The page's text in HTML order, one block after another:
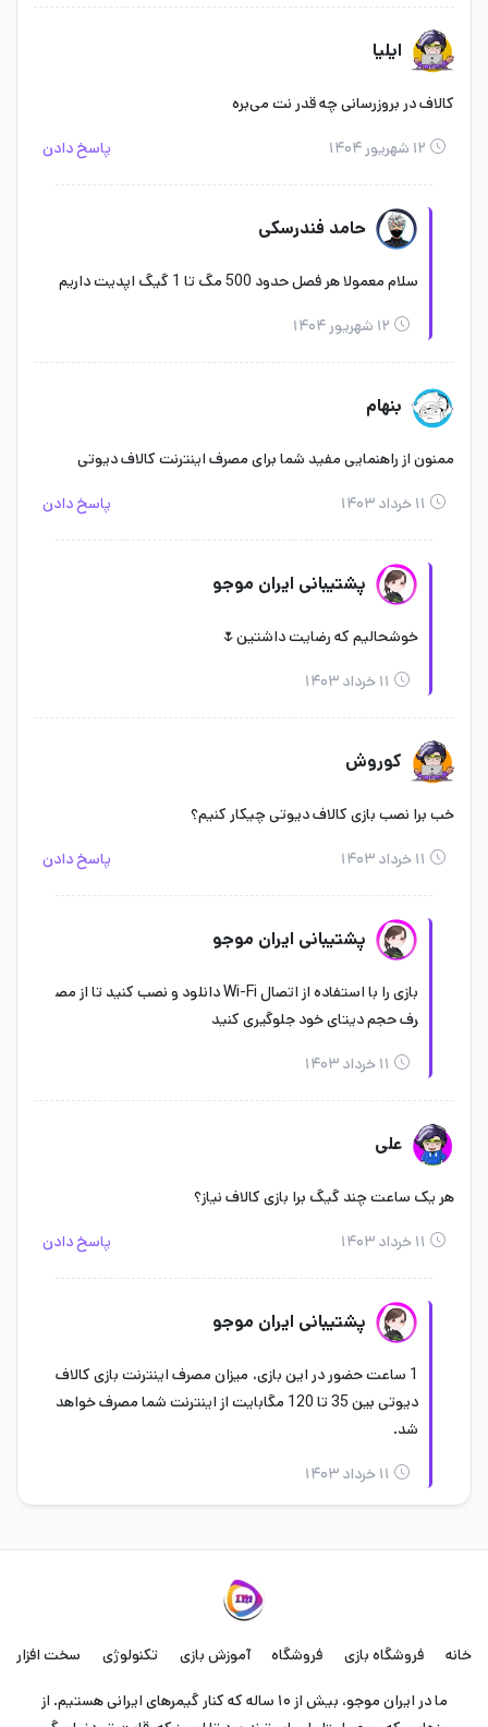
ایلیا
کالاف در بروزرسانی چه قدر نت می‌بره
۱۲ شهریور ۱۴۰۴ پاسخ دادن
حامد فندرسکی
سلام معمولا هر فصل حدود 500 مگ تا 1 گیگ اپدیت داریم
۱۲ شهریور ۱۴۰۴
بنهام
ممنون از راهنمایی مفید شما برای مصرف اینترنت کالاف دیوتی
۱۱ خرداد ۱۴۰۳ پاسخ دادن
پشتیبانی ایران موجو
خوشحالیم که رضایت داشتین🌷
۱۱ خرداد ۱۴۰۳
کوروش
خب برا نصب بازی کالاف دیوتی چیکار کنیم؟
۱۱ خرداد ۱۴۰۳ پاسخ دادن
پشتیبانی ایران موجو
بازی را با استفاده از اتصال Wi-Fi دانلود و نصب کنید تا از مص
رف حجم دیتای خود جلوگیری کنید
۱۱ خرداد ۱۴۰۳
علی
هر یک ساعت چند گیگ برا بازی کالاف نیاز؟
۱۱ خرداد ۱۴۰۳ پاسخ دادن
پشتیبانی ایران موجو
1 ساعت حضور در این بازی، میزان مصرف اینترنت بازی کالاف
دیوتی بین 35 تا 120 مگابایت از اینترنت شما مصرف خواهد
شد.
۱۱ خرداد ۱۴۰۳
خانه فروشگاه بازی فروشگاه آموزش بازی تکنولوژی سخت افزار
ما در ایران موجو، بیش از ۱۰ ساله که کنار گیمرهای ایرانی هستیم. از